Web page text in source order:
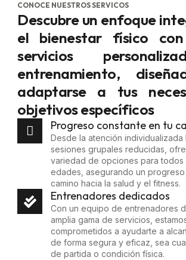
CONOCE NUESTROS SERVICOS
Descubre un enfoque
el bienestar físico con
servicios
entrenamiento,
adaptarse a tus
objetivos específicos
Progreso constante en tu
Desde la atención individualizada
sesiones grupales reducidas,
variedad de opciones para todos
edades, asegurando un
camino hacia la salud y el fitness.
Entrenadores dedicados
Con un equipo de entrenadores
amplia gama de servicios,
comprometidos a ayudarte a
de forma segura y eficaz, sea
de partida o condición física.